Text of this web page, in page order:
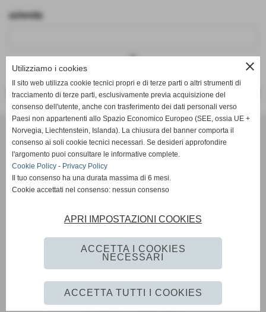
azienda
keyboard_arrow_down
<< PRECEDENTE SUCCESSIVO >>
Calzaturificio F.Lli Vanni
Via Giacomo Brodolini, 5/A, 56020 Santa Maria a Monte
Telefono:
+39 0587 707213
info@fratellivanni.it
Privacy Policy-Cookie Policy
siti web by www.ideositiweb.it
close
Utilizziamo i cookies
Il sito web utilizza cookie tecnici propri e di terze parti o altri strumenti di
tracciamento di terze parti, esclusivamente previa acquisizione del
consenso dell'utente, anche con trasferimento dei dati personali verso
Paesi non appartenenti allo Spazio Economico Europeo (SEE, ossia UE +
Norvegia, Liechtenstein, Islanda). La chiusura del banner comporta il
consenso ai soli cookie tecnici necessari. Se desideri approfondire
l'argomento puoi consultare le informative complete.
Cookie Policy - Privacy Policy
Il tuo consenso ha una durata massima di 6 mesi.
Cookie accettati nel consenso: nessun consenso
APRI IMPOSTAZIONI COOKIES
ACCETTA I COOKIES
NECESSARI
ACCETTA TUTTI I COOKIES